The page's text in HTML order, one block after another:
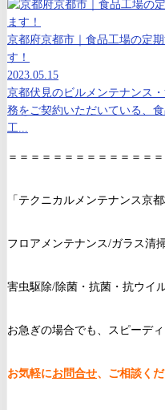
京都府京都市｜食品工場の定
す！
2023.05.15
京都伏見のビルメンテナンス
務をご契約いただいている、
工...
＝＝＝＝＝＝＝＝＝＝＝＝＝
「テクニカルメンテナンス京
フロアメンテナンス/ガラス清
害虫駆除/除菌・抗菌・抗ウイ
お急ぎの場合でも、スピーデ
お気軽にお問合せ、ご相談くだ